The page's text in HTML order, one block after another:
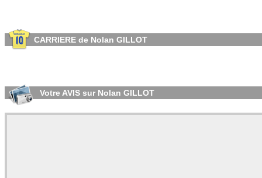
CARRIERE de Nolan GILLOT
Votre AVIS sur Nolan GILLOT